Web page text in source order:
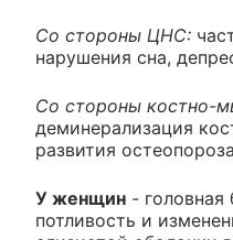
Со стороны ЦНС:
нарушения сна,
Со стороны костно-
деминерализация
развития
У женщин - головная
потливость и